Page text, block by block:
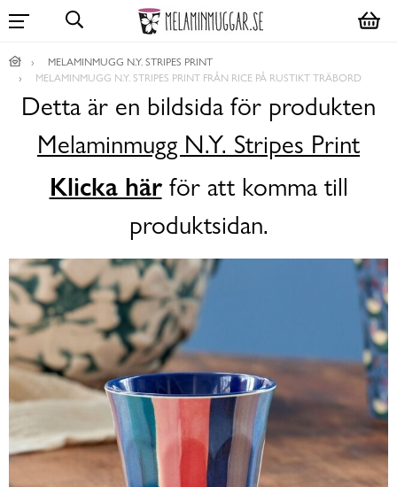
MELAMINMUGG N.Y. STRIPES PRINT
MELAMINMUGG N.Y. STRIPES PRINT FRÅN RICE PÅ RUSTIKT TRÄBORD
Detta är en bildsida för produkten
Melaminmugg N.Y. Stripes Print
Klicka härför att komma till
produktsidan.